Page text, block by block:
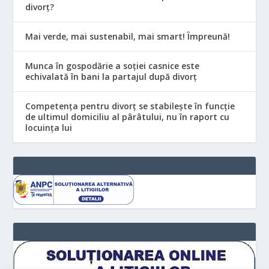
divorț?
Mai verde, mai sustenabil, mai smart! Împreună!
Munca în gospodărie a soției casnice este
echivalată în bani la partajul după divorț
Competența pentru divorț se stabilește în funcție
de ultimul domiciliu al pârâtului, nu în raport cu
locuinţa lui